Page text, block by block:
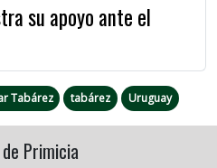
su apoyo ante el
Tabárez tabárez Uruguay
Primicia